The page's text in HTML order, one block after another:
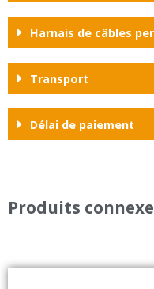
Harnais de câbles
Transport
Délai de paiement
Produits